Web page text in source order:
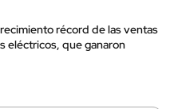
récord de las ventas
eléctricos, que ganaron